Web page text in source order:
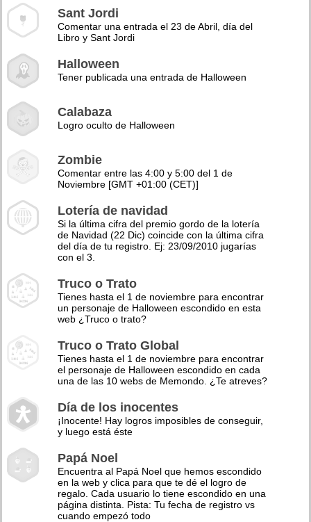
Sant Jordi
Comentar una entrada el 23 de Abril, día del
Libro y Sant Jordi
Halloween
Tener publicada una entrada de Halloween
Calabaza
Logro oculto de Halloween
Zombie
Comentar entre las 4:00 y 5:00 del 1 de
Noviembre [GMT +01:00 (CET)]
Lotería de navidad
Si la última cifra del premio gordo de la lotería
de Navidad (22 Dic) coincide con la última cifra
del día de tu registro. Ej: 23/09/2010 jugarías
con el 3.
Truco o Trato
Tienes hasta el 1 de noviembre para encontrar
un personaje de Halloween escondido en esta
web ¿Truco o trato?
Truco o Trato Global
Tienes hasta el 1 de noviembre para encontrar
el personaje de Halloween escondido en cada
una de las 10 webs de Memondo. ¿Te atreves?
Día de los inocentes
¡Inocente! Hay logros imposibles de conseguir,
y luego está éste
Papá Noel
Encuentra al Papá Noel que hemos escondido
en la web y clica para que te dé el logro de
regalo. Cada usuario lo tiene escondido en una
página distinta. Pista: Tu fecha de registro vs
cuando empezó todo